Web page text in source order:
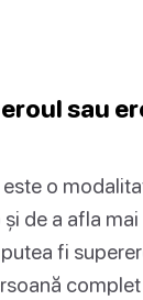
sau
o
de a afla
fi